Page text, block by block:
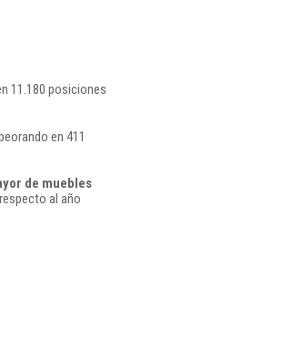
11.180 posiciones
en 411
de muebles
al año